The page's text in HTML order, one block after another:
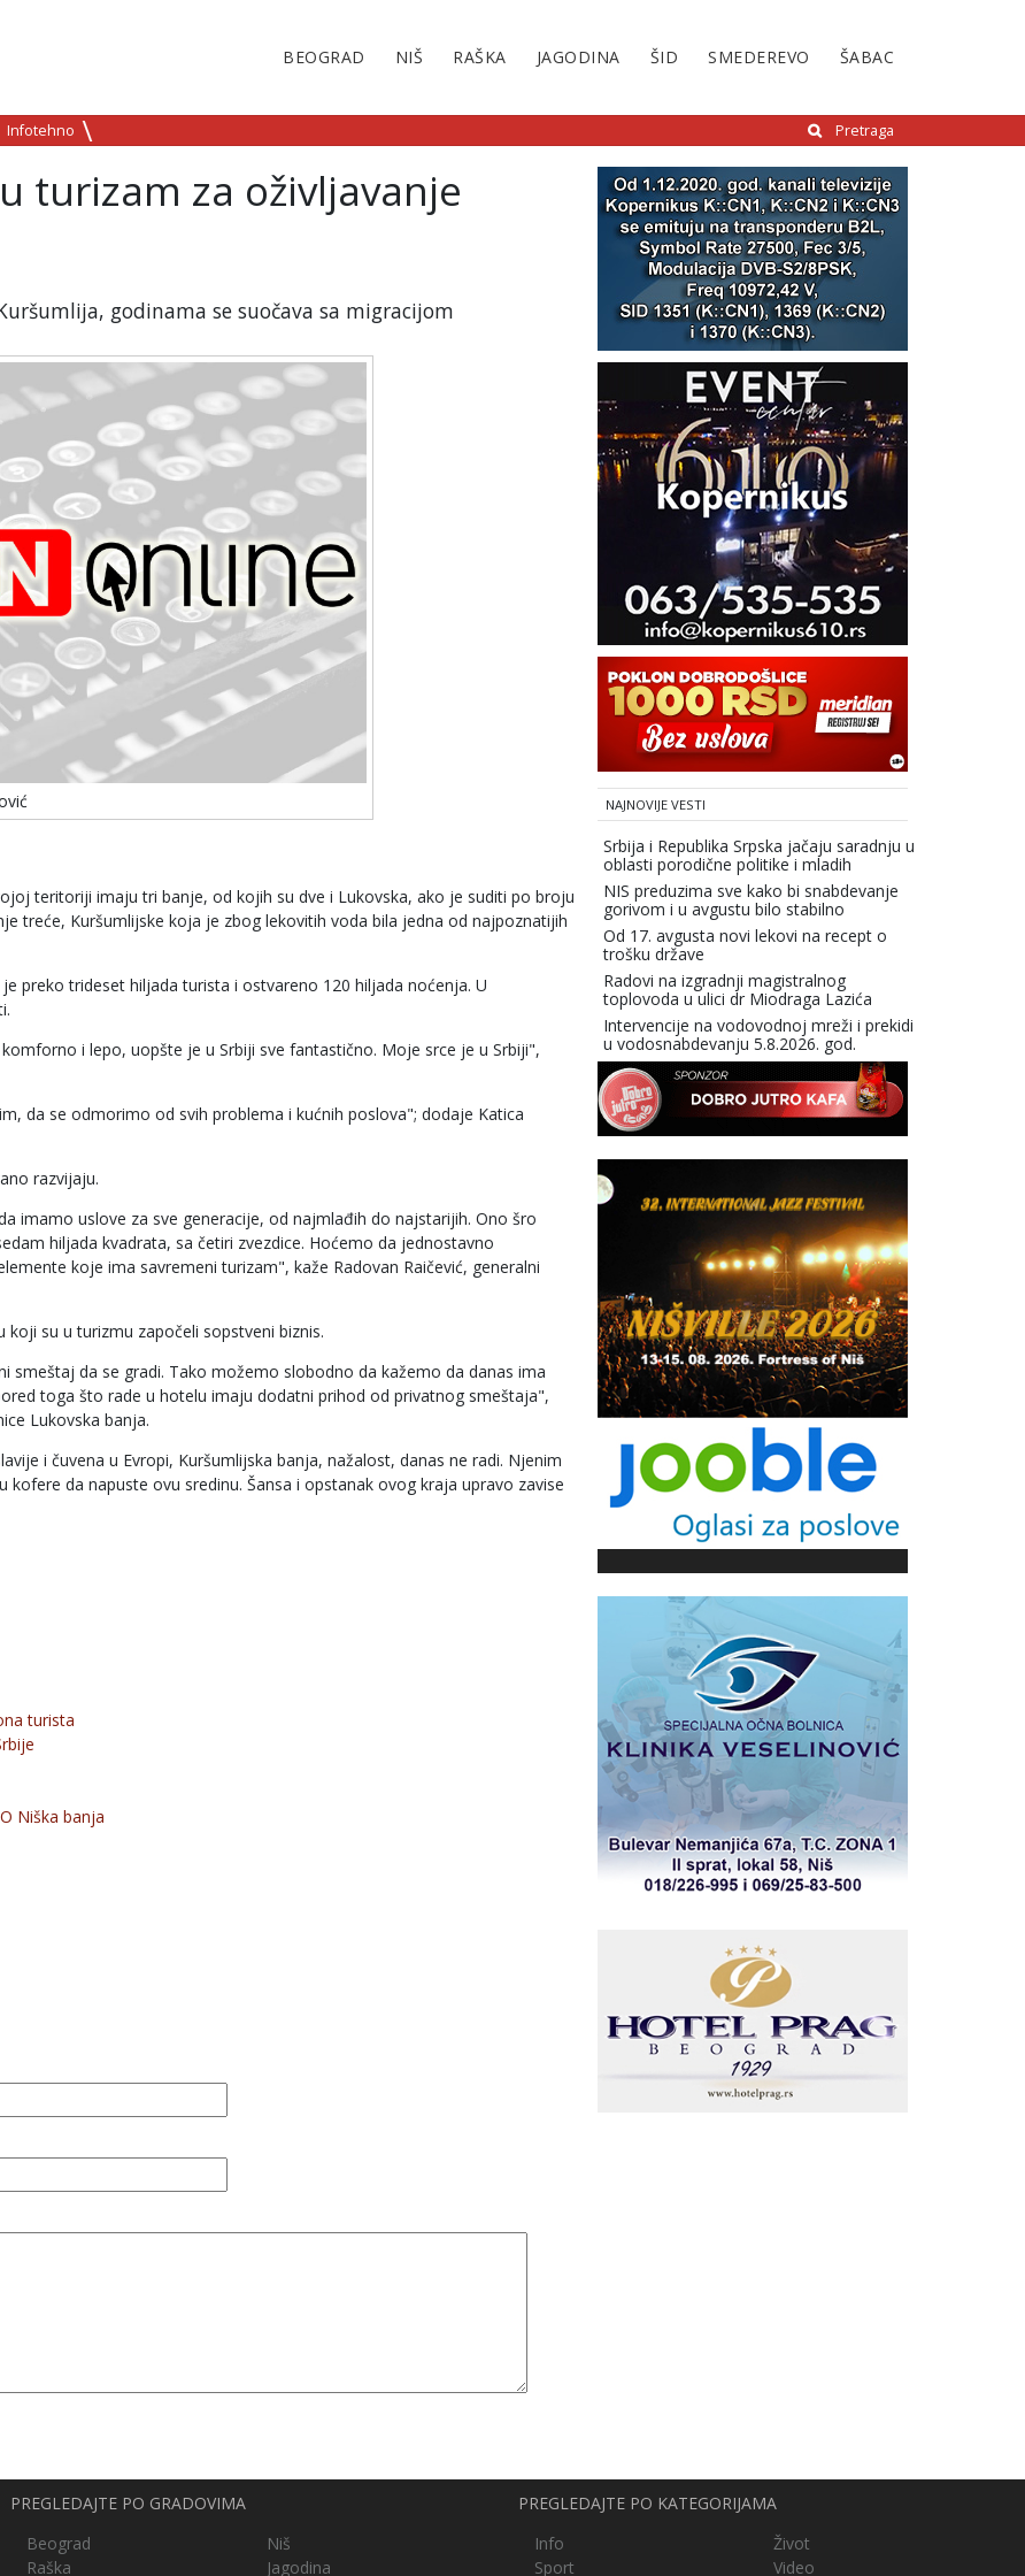
BEOGRAD NIŠ RAŠKA JAGODINA ŠID SMEDEREVO ŠABAC
Infotehno Pretraga
turizam za oživljavanje
godinama se suočava sa migracijom
teritoriji imaju tri banje, od kojih su dve i Lukovska, ako je suditi po broju
treće, Kuršumlijske koja je zbog lekovitih voda bila jedna od najpoznatijih
preko trideset hiljada turista i ostvareno 120 hiljada noćenja. U
i lepo, uopšte je u Srbiji sve fantastično. Moje srce je u Srbiji",
da se odmorimo od svih problema i kućnih poslova"; dodaje Katica
razvijaju.
imamo uslove za sve generacije, od najmlađih do najstarijih. Ono šro
hiljada kvadrata, sa četiri zvezdice. Hoćemo da jednostavno
koje ima savremeni turizam", kaže Radovan Raičević, generalni
su u turizmu započeli sopstveni biznis.
smeštaj da se gradi. Tako možemo slobodno da kažemo da danas ima
toga što rade u hotelu imaju dodatni prihod od privatnog smeštaja",
Lukovska banja.
i čuvena u Evropi, Kuršumlijska banja, nažalost, danas ne radi. Njenim
da napuste ovu sredinu. Šansa i opstanak ovog kraja upravo zavise
turista
Niška banja
NAJNOVIJE VESTI
Srbija i Republika Srpska jačaju saradnju u
oblasti porodične politike i mladih
NIS preduzima sve kako bi snabdevanje
gorivom i u avgustu bilo stabilno
Od 17. avgusta novi lekovi na recept o
trošku države
Radovi na izgradnji magistralnog
toplovoda u ulici dr Miodraga Lazića
Intervencije na vodovodnoj mreži i prekidi
u vodosnabdevanju 5.8.2026. god.
PREGLEDAJTE PO GRADOVIMA
Beograd
Niš
Raška
Jagodina
PREGLEDAJTE PO KATEGORIJAMA
Info
Život
Sport
Video